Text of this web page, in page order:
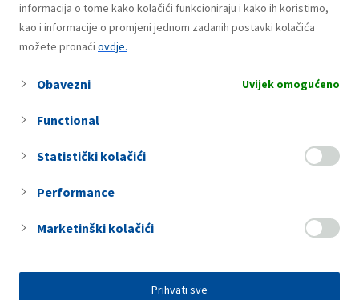
informacija o tome kako kolačići funkcioniraju i kako ih koristimo,
kao i informacije o promjeni jednom zadanih postavki kolačića
možete pronaći ovdje.
Obavezni Uvijek omogućeno
Functional
Statistički kolačići
Performance
Marketinški kolačići
Prihvati sve
24. Jula 2026.
Dobitnici prvog kruga nagradne igre
“Coca-Cola te rashladi, INA/EP CLUB te